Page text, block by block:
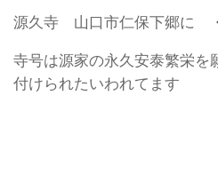
源久寺 山口市仁保下郷に
寺号は源家の永久安泰繁栄を
付けられたいわれてます